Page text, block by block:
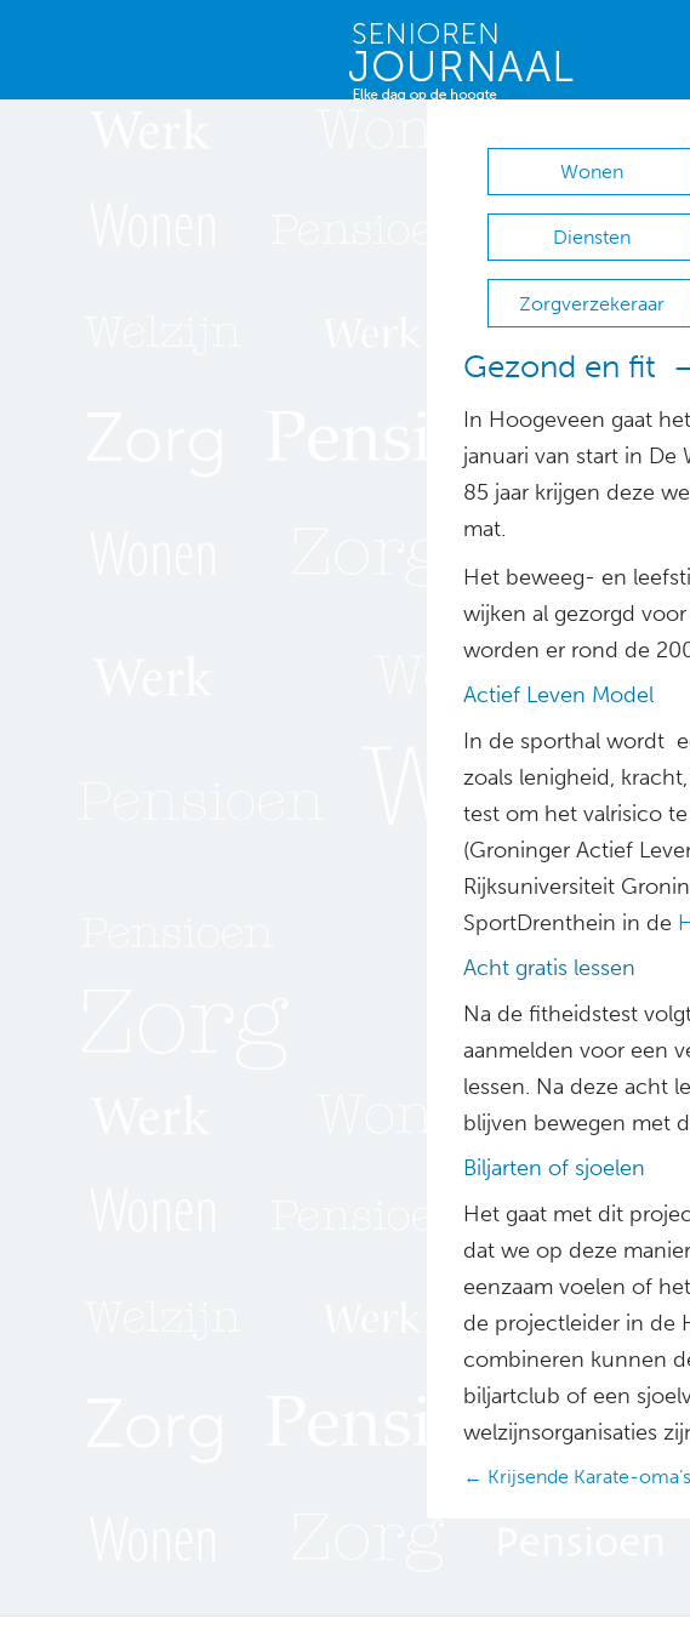
Wonen
Diensten
Zorgverzekeraar
Gezond en fit
In Hoogeveen gaat
januari van start in
85 jaar krijgen deze
mat.
Het beweeg- en
wijken al gezorgd
worden er rond de
Actief Leven Model
In de sporthal wordt
zoals lenigheid,
test om het valrisico
(Groninger Actief
Rijksuniversiteit
SportDrenthein in de
Acht gratis lessen
Na de fitheidstest
aanmelden voor een
lessen. Na deze acht
blijven bewegen met
Biljarten of sjoelen
Het gaat met dit
dat we op deze
eenzaam voelen of
de projectleider in de
combineren kunnen
biljartclub of een
welzijnsorganisaties
Posts
← Krijsende Karate-oma’s